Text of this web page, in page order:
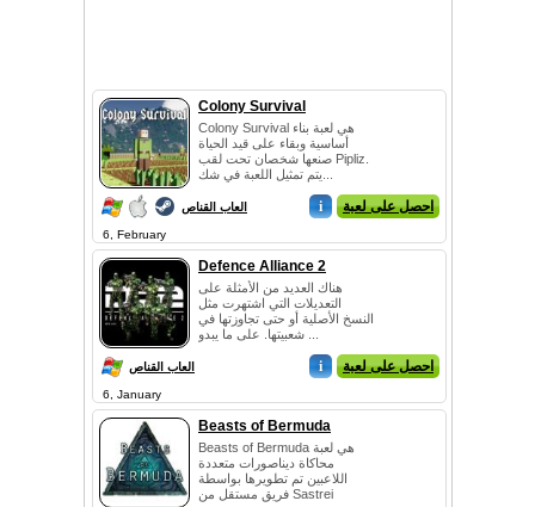
Colony Survival
Colony Survival هي لعبة بناء
أساسية وبقاء على قيد الحياة
صنعها شخصان تحت لقب Pipliz.
العاب القناص i احصل على لعبة
6, February
Defence Alliance 2
هناك العديد من الأمثلة على
التعديلات التي اشتهرت مثل
النسخ الأصلية أو حتى تجاوزتها في
العاب القناص i احصل على لعبة
6, January
Beasts of Bermuda
Beasts of Bermuda هي لعبة
محاكاة ديناصورات متعددة
اللاعبين تم تطويرها بواسطة
فريق مستقل من Sastrei